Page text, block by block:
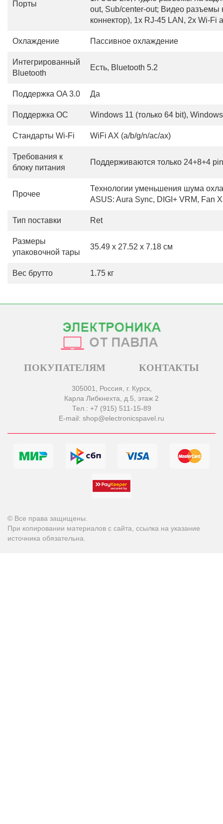
Порты
out, Sub/center-out; Видео разъемы
коннектор), 1x RJ-45 LAN, 2x Wi-Fi
Охлаждение Пассивное охлаждение
Интегрированный
Bluetooth
Есть, Bluetooth 5.2
Поддержка OA 3.0 Да
Поддержка ОС Windows 11 (только 64 bit),
Стандарты Wi-Fi WiFi AX (a/b/g/n/ac/ax)
Требования к
блоку питания
Поддерживаются только 24+8+4
Прочее
Технологии уменьшения шума
ASUS: Aura Sync, DIGI+ VRM, Fan
Тип поставки Ret
Размеры
упаковочной тары
35.49 x 27.52 x 7.18 см
Вес брутто 1.75 кг
ПОКУПАТЕЛЯМ КОНТАКТЫ
305001, Россия, г. Курск,
Карла Либкнехта, д.5, этаж 2
Тел.: +7 (915) 511-15-89
E-mail: shop@electronicspavel.ru
© Все права защищены.
При копировании материалов с сайта, ссылка на указание
источника обязательна.